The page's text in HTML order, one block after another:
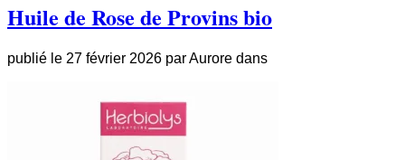
Huile de Rose de Provins bio
publié le 27 février 2026 parAurore dans